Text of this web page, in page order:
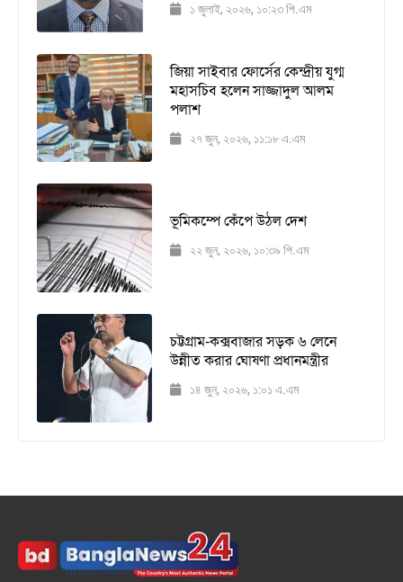
১ জুলাই, ২০২৬, ১০:২৩ পি.এম
জিয়া সাইবার ফোর্সের কেন্দ্রীয় যুগ্ম
মহাসচিব হলেন সাজ্জাদুল আলম
পলাশ
২৭ জুন, ২০২৬, ১১:১৮ এ.এম
ভূমিকম্পে কেঁপে উঠল দেশ
২২ জুন, ২০২৬, ১০:৩৯ পি.এম
চট্টগ্রাম-কক্সবাজার সড়ক ৬ লেনে
উন্নীত করার ঘোষণা প্রধানমন্ত্রীর
১৪ জুন, ২০২৬, ১:০১ এ.এম